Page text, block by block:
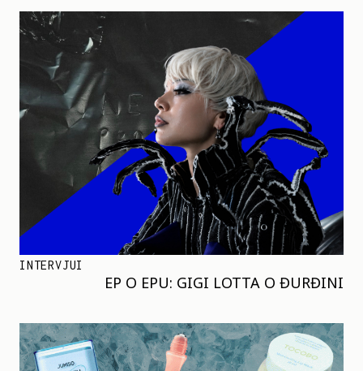
INTERVJUI
EP O EPU: GIGI LOTTA O ĐURĐINI